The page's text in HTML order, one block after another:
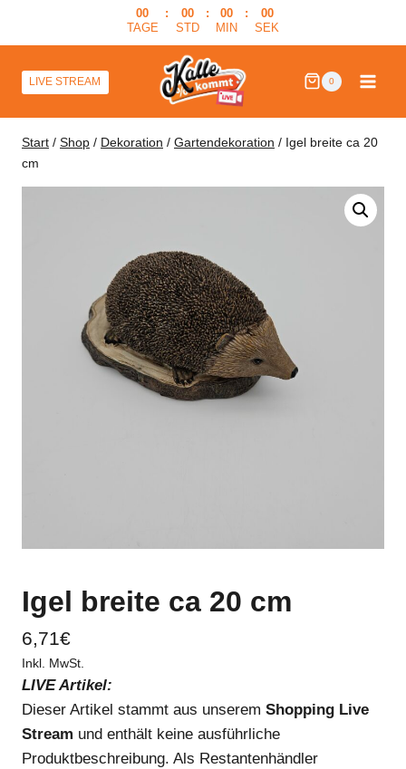
00
TAGE
:
00
STD
:
00
MIN
:
00
SEK
LIVE STREAM 0
Start / Shop / Dekoration / Gartendekoration / Igel breite ca 20
cm
Igel breite ca 20 cm
6,71€
Inkl. MwSt.
LIVE Artikel:
Dieser Artikel stammt aus unserem Shopping Live
Stream und enthält keine ausführliche
Produktbeschreibung. Als Restantenhändler